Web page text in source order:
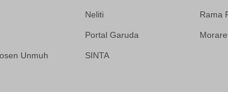
Unmuh
Neliti
Portal Garuda
SINTA
Rama